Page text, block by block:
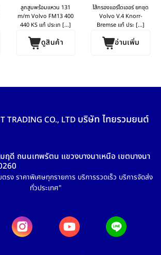
FM13 400 440
ลูกสูบพร้อมแหวน 131
m/m Volvo FM13 400
440 KS แท้ ประเท [...]
ดูสินค้า
V.4
ไส้กรองแอร์ไดเออร์ ยกชุด
Volvo V.4 Knorr-
Bremse แท้ ประ [...]
อ่านเพิ่ม
TRADING CO., LTD บริษัท ไทยรวมยนต์
ฤดี ถนนเทพรัตน แขวงบางนาเหนือ เขตบางนา
ตรง ราคาพิเศษทุกรายการ บริการรวดเร็ว บริการจัดส่ง
ทั่วประเทศ"